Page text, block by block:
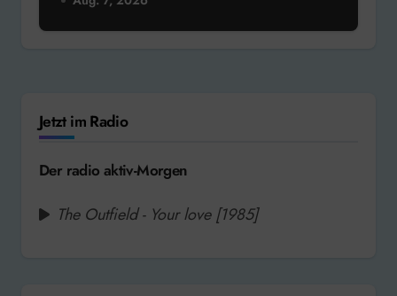
Jetzt im Radio
Der radio aktiv-Morgen
The Outfield - Your love [1985]